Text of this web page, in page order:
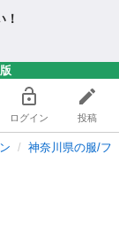
ログイン 投稿
神奈川県の服/フ